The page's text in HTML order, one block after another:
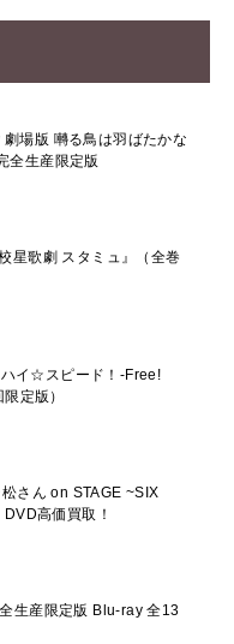
劇場版 囀る鳥は羽ばたかな
全生産限定版
星歌劇 スタミュ』（全巻
ハイ☆スピード！-Free!
定版）
さん on STAGE ~SIX
高価買取！
生産限定版 Blu-ray 全13